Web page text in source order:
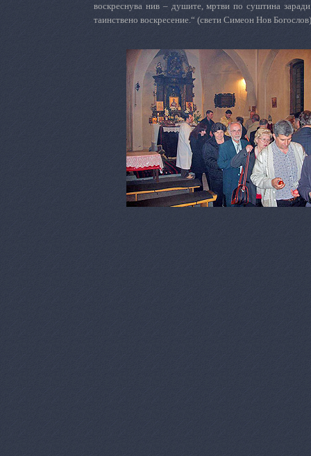
воскреснува нив – душите, мртви по суштина заради
таинствено воскресение.“ (свети Симеон Нов Богослов)